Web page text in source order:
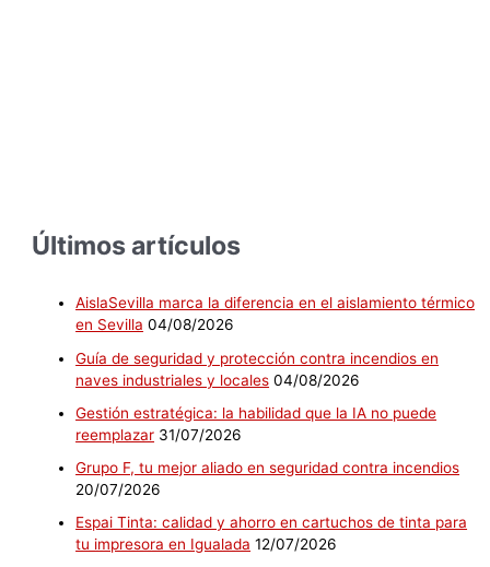
Últimos artículos
AislaSevilla marca la diferencia en el aislamiento térmico
en Sevilla 04/08/2026
Guía de seguridad y protección contra incendios en
naves industriales y locales 04/08/2026
Gestión estratégica: la habilidad que la IA no puede
reemplazar 31/07/2026
Grupo F, tu mejor aliado en seguridad contra incendios
20/07/2026
Espai Tinta: calidad y ahorro en cartuchos de tinta para
tu impresora en Igualada 12/07/2026